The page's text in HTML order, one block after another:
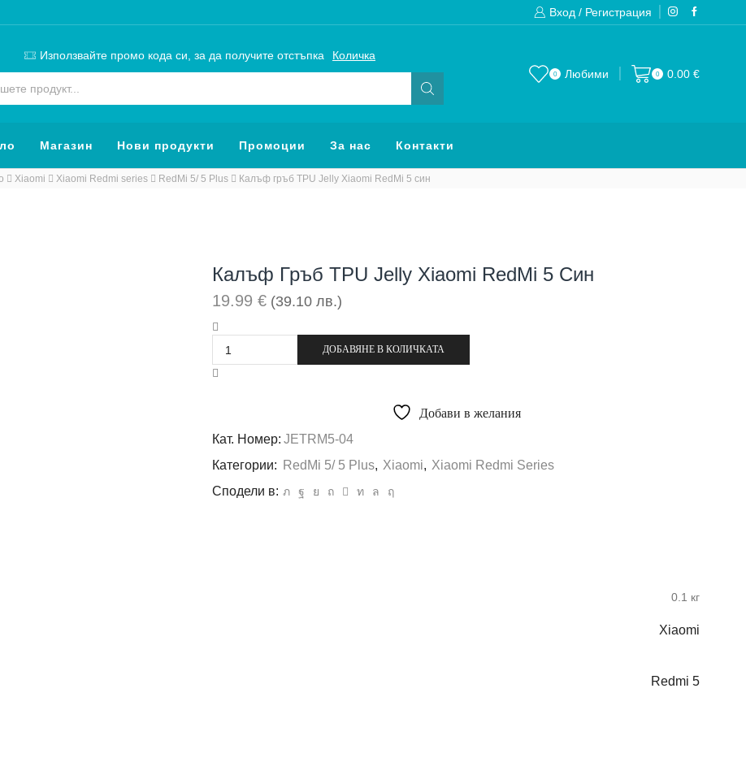
Вход / Регистрация
Използвайте промо кода си, за да получите отстъпка Количка
0 Любими 0 0.00 €
Магазин Нови продукти Промоции За нас Контакти
Xiaomi Xiaomi Redmi series RedMi 5/ 5 Plus Калъф гръб TPU Jelly Xiaomi RedMi 5 син
Калъф Гръб TPU Jelly Xiaomi RedMi 5 Син
19.99 € (39.10 лв.)
Калъф
RedMi
син
ДОБАВЯНЕ В КОЛИЧКАТА
Добави в желания
Кат. Номер: JETRM5-04
Категории:
RedMi 5/ 5 Plus, Xiaomi, Xiaomi Redmi Series
Сподели в:
0.1 кг
Xiaomi
Redmi 5